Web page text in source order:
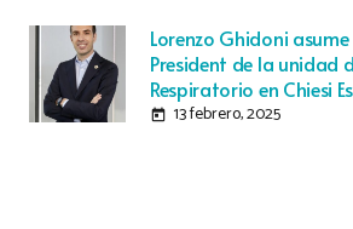
Lorenzo Ghidoni
President de la unidad
Respiratorio en Chiesi
today 13 febrero, 2025